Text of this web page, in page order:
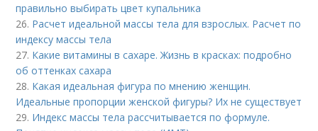
правильно выбирать цвет купальника
26. Расчет идеальной массы тела для взрослых. Расчет по
индексу массы тела
27. Какие витамины в сахаре. Жизнь в красках: подробно
об оттенках сахара
28. Какая идеальная фигура по мнению женщин.
Идеальные пропорции женской фигуры? Их не существует
29. Индекс массы тела рассчитывается по формуле.